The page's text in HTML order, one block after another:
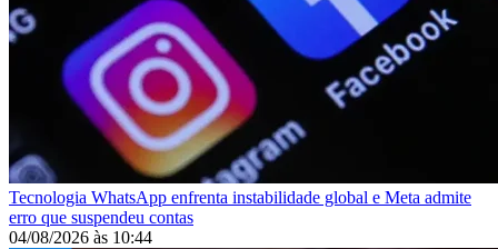
Tecnologia WhatsApp enfrenta instabilidade global e Meta admite
erro que suspendeu contas
04/08/2026 às 10:44